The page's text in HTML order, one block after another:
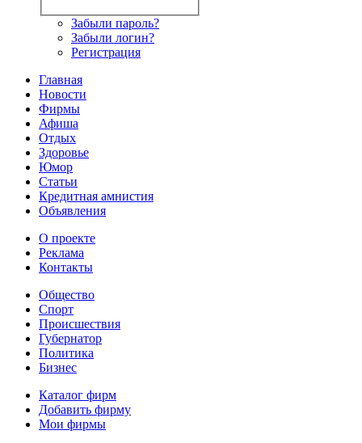
Забыли пароль?
Забыли логин?
Регистрация
Главная
Новости
Фирмы
Афиша
Отдых
Здоровье
Юмор
Статьи
Кредитная амнистия
Объявления
О проекте
Реклама
Контакты
Общество
Спорт
Происшествия
Губернатор
Политика
Бизнес
Каталог фирм
Добавить фирму
Мои фирмы